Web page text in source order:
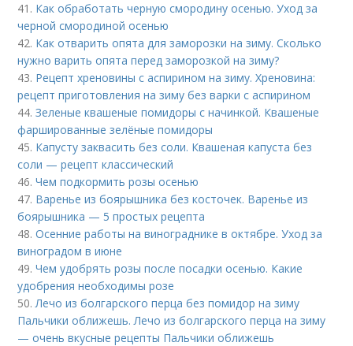
41. Как обработать черную смородину осенью. Уход за
черной смородиной осенью
42. Как отварить опята для заморозки на зиму. Сколько
нужно варить опята перед заморозкой на зиму?
43. Рецепт хреновины с аспирином на зиму. Хреновина:
рецепт приготовления на зиму без варки с аспирином
44.Зеленые квашеные помидоры с начинкой. Квашеные
фаршированные зелёные помидоры
45. Капусту заквасить без соли. Квашеная капуста без
соли — рецепт классический
46.Чем подкормить розы осенью
47. Варенье из боярышника без косточек. Варенье из
боярышника — 5 простых рецепта
48.Осенние работы на винограднике в октябре. Уход за
виноградом в июне
49.Чем удобрять розы после посадки осенью. Какие
удобрения необходимы розе
50.Лечо из болгарского перца без помидор на зиму
Пальчики оближешь. Лечо из болгарского перца на зиму
— очень вкусные рецепты Пальчики оближешь